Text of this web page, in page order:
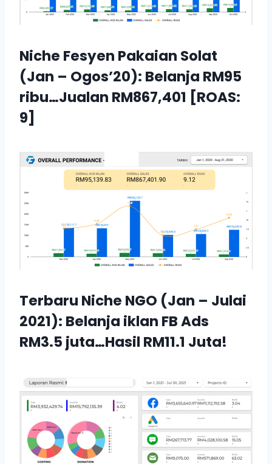
Niche Fesyen Pakaian Solat
(Jan – Ogos’20): Belanja RM95
ribu…Jualan RM867,401 [ROAS:
9]
Terbaru Niche NGO (Jan – Julai
2021): Belanja iklan FB Ads
RM3.5 juta…Hasil RM11.1 Juta!